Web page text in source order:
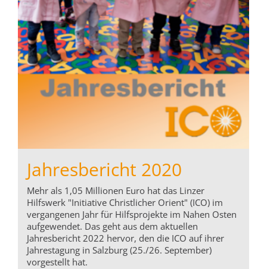
Jahresbericht 2020
Mehr als 1,05 Millionen Euro hat das Linzer
Hilfswerk "Initiative Christlicher Orient" (ICO) im
vergangenen Jahr für Hilfsprojekte im Nahen Osten
aufgewendet. Das geht aus dem aktuellen
Jahresbericht 2022 hervor, den die ICO auf ihrer
Jahrestagung in Salzburg (25./26. September)
vorgestellt hat.